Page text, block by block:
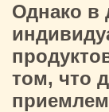
Однако в
том, что